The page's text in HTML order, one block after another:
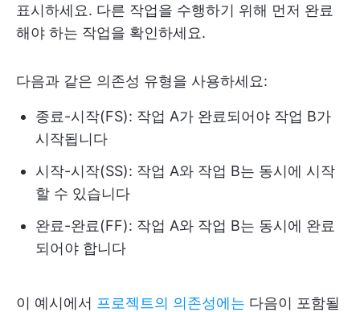
표시하세요. 다른 작업을 수행하기 위해 먼저 완료
해야 하는 작업을 확인하세요.
다음과 같은 의존성 유형을 사용하세요:
종료-시작(FS): 작업 A가 완료되어야 작업 B가
시작됩니다
시작-시작(SS): 작업 A와 작업 B는 동시에 시작
할 수 있습니다
완료-완료(FF): 작업 A와 작업 B는 동시에 완료
되어야 합니다
이 예시에서 프로젝트의 의존성에는 다음이 포함될